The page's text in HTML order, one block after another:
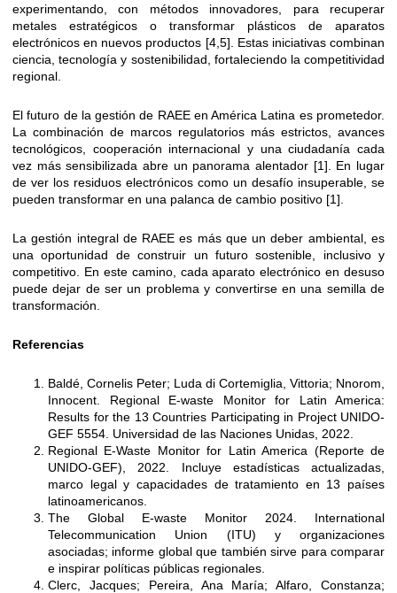
experimentando, con métodos innovadores, para recuperar
metales estratégicos o transformar plásticos de aparatos
electrónicos en nuevos productos [4,5]. Estas iniciativas combinan
ciencia, tecnología y sostenibilidad, fortaleciendo la competitividad
regional.
El futuro de la gestión de RAEE en América Latina es prometedor.
La combinación de marcos regulatorios más estrictos, avances
tecnológicos, cooperación internacional y una ciudadanía cada
vez más sensibilizada abre un panorama alentador [1]. En lugar
de ver los residuos electrónicos como un desafío insuperable, se
pueden transformar en una palanca de cambio positivo [1].
La gestión integral de RAEE es más que un deber ambiental, es
una oportunidad de construir un futuro sostenible, inclusivo y
competitivo. En este camino, cada aparato electrónico en desuso
puede dejar de ser un problema y convertirse en una semilla de
transformación.
Referencias
Baldé, Cornelis Peter; Luda di Cortemiglia, Vittoria; Nnorom,
Innocent. Regional E-waste Monitor for Latin America:
Results for the 13 Countries Participating in Project UNIDO-
GEF 5554. Universidad de las Naciones Unidas, 2022.
Regional E-Waste Monitor for Latin America (Reporte de
UNIDO-GEF), 2022. Incluye estadísticas actualizadas,
marco legal y capacidades de tratamiento en 13 países
latinoamericanos.
The Global E-waste Monitor 2024. International
Telecommunication Union (ITU) y organizaciones
asociadas; informe global que también sirve para comparar
e inspirar políticas públicas regionales.
Clerc, Jacques; Pereira, Ana María; Alfaro, Constanza;